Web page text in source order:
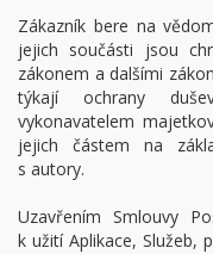
Zákazník bere na
jejich součásti jsou
zákonem a dalšími
týkají ochrany
vykonavatelem
jejich částem na
s autory.
Uzavřením Smlouvy
k užití Aplikace, Služeb,